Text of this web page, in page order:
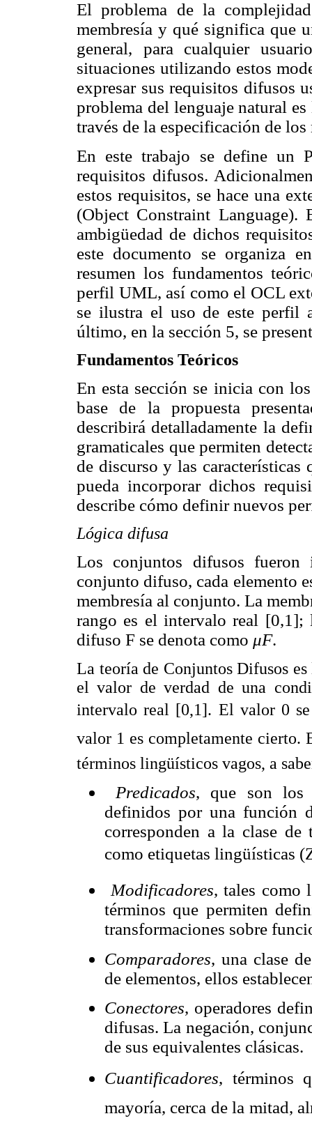
El problema de la
membresía y qué significa que
general, para cualquier
situaciones utilizando estos
expresar sus requisitos difusos
problema del lenguaje natural
través de la especificación de los
En este trabajo se define un
requisitos difusos.
estos requisitos, se hace una
(Object Constraint Language).
ambigüedad de dichos
este documento se organiza
resumen losfundamentos
perfil UML, así como el OCL
se ilustra el uso de este perfil
último, en la sección 5, se
Fundamentos Teóricos
En esta sección se inicia con
base de la propuesta
describirá detalladamente la
gramaticales que permiten
de discurso y las
pueda incorporar dichos
describe cómo definir nuevos
Lógica difusa
Los conjuntos difusos
conjunto difuso, cada elemento
membresía al conjunto. La
rango es el intervalo real [0,1];
difuso F se denota como μF.
La teoría de Conjuntos Difusos
el valor de verdad de una
intervalo real [0,1]. El valor 0 se
valor 1 es completamente
términos lingüísticos vagos, a
Predicados, que son los
definidos por una función
corresponden a la clase
como etiquetas lingüísticas
Modificadores, tales como
términos que permiten
transformaciones sobre
Comparadores, una clase
de elementos, ellos es
Conectores, operadores
difusas. La negación,
de sus equivalentes clásicas.
Cuantificadores, términos
mayoría, cerca de la mitad,